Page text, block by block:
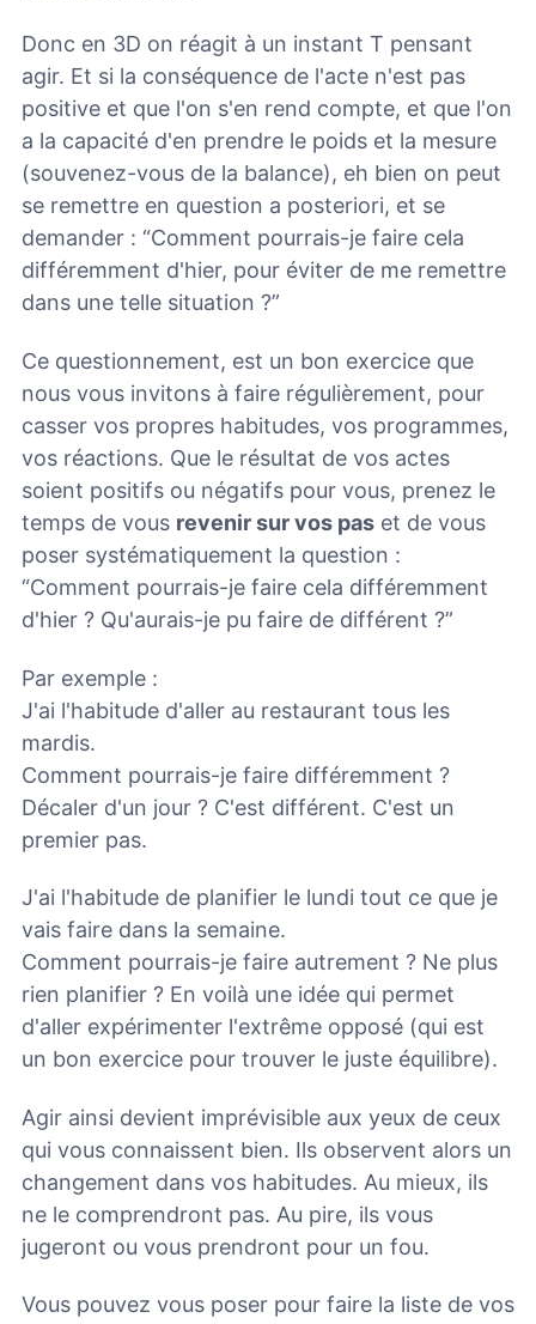
Donc en 3D on réagit à un instant T pensant
agir. Et si la conséquence de l'acte n'est pas
positive et que l'on s'en rend compte, et que l'on
a la capacité d'en prendre le poids et la mesure
(souvenez-vous de la balance), eh bien on peut
se remettre en question a posteriori, et se
demander : “Comment pourrais-je faire cela
différemment d'hier, pour éviter de me remettre
dans une telle situation ?”
Ce questionnement, est un bon exercice que
nous vous invitons à faire régulièrement, pour
casser vos propres habitudes, vos programmes,
vos réactions. Que le résultat de vos actes
soient positifs ou négatifs pour vous, prenez le
temps de vous revenir sur vos pas et de vous
poser systématiquement la question :
“Comment pourrais-je faire cela différemment
d'hier ? Qu'aurais-je pu faire de différent ?”
Par exemple :
J'ai l'habitude d'aller au restaurant tous les
mardis.
Comment pourrais-je faire différemment ?
Décaler d'un jour ? C'est différent. C'est un
premier pas.
J'ai l'habitude de planifier le lundi tout ce que je
vais faire dans la semaine.
Comment pourrais-je faire autrement ? Ne plus
rien planifier ? En voilà une idée qui permet
d'aller expérimenter l'extrême opposé (qui est
un bon exercice pour trouver le juste équilibre).
Agir ainsi devient imprévisible aux yeux de ceux
qui vous connaissent bien. Ils observent alors un
changement dans vos habitudes. Au mieux, ils
ne le comprendront pas. Au pire, ils vous
jugeront ou vous prendront pour un fou.
Vous pouvez vous poser pour faire la liste de vos